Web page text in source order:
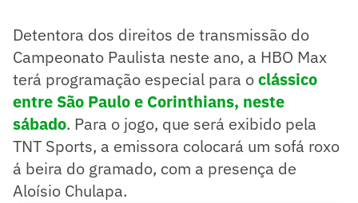
Detentora dos direitos de transmissão do
Campeonato Paulista neste ano, a HBO Max
terá programação especial para oclássico
entre São Paulo e Corinthians, neste
sábado. Para o jogo, que será exibido pela
TNT Sports, a emissora colocará um sofá roxo
á beira do gramado, com a presença de
Aloísio Chulapa.